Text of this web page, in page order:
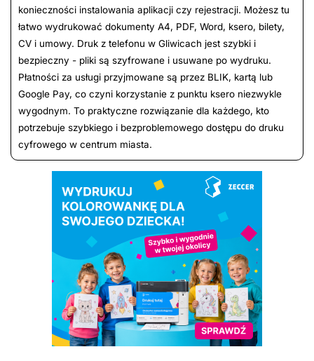
konieczności instalowania aplikacji czy rejestracji. Możesz tu
łatwo wydrukować dokumenty A4, PDF, Word, ksero, bilety,
CV i umowy. Druk z telefonu w Gliwicach jest szybki i
bezpieczny - pliki są szyfrowane i usuwane po wydruku.
Płatności za usługi przyjmowane są przez BLIK, kartą lub
Google Pay, co czyni korzystanie z punktu ksero niezwykle
wygodnym. To praktyczne rozwiązanie dla każdego, kto
potrzebuje szybkiego i bezproblemowego dostępu do druku
cyfrowego w centrum miasta.